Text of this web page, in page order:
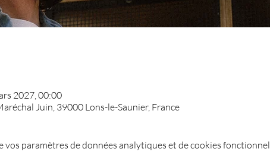
2027, 00:00
Juin, 39000 Lons-le-Saunier, France
vos paramètres de données analytiques et de cookies